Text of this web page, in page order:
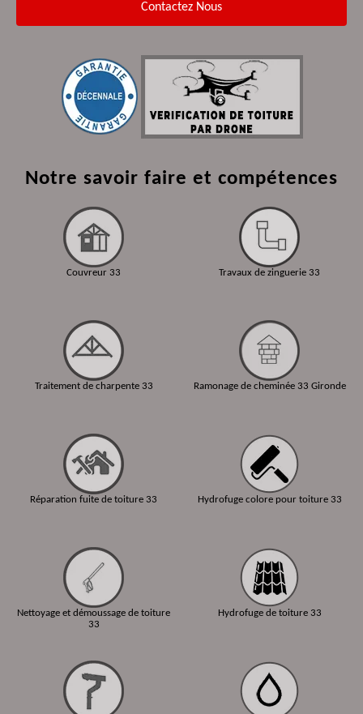
Contactez Nous
Notre savoir faire et compétences
Couvreur 33
Traitement de charpente 33
Réparation fuite de toiture 33
Nettoyage et démoussage de toiture
33
Travaux de zinguerie 33
Ramonage de cheminée 33 Gironde
Hydrofuge colore pour toiture 33
Hydrofuge de toiture 33